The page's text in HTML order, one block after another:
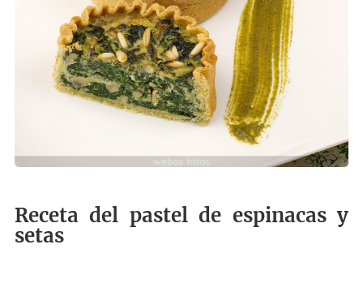
Receta del pastel de espinacas y
setas